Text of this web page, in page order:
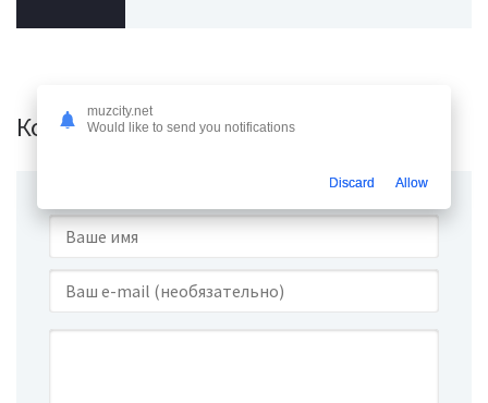
Комментарии (0)
muzcity.net
Would like to send you notifications
Discard Allow